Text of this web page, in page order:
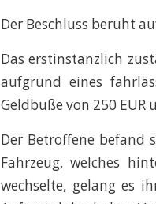
Der Beschluss beruht
Das erstinstanzlich
aufgrund eines
Geldbuße von 250
Der Betroffene befand
Fahrzeug, welches
wechselte, gelang es